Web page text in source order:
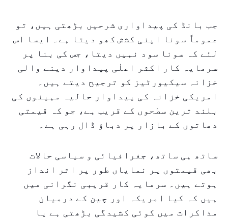
جب بانڈ کی پیداواری شرحیں بڑھتی ہیں، تو
عموماً سونا اپنی کشش کھو دیتا ہے۔ ایسا اس
لئے کہ سونا سود نہیں دیتا، جس کی بنا پر
سرمایہ کار اکثر اعلٰی پیداوار دینے والی
خزانہ سیکیورٹیز کو ترجیح دیتے ہیں۔
امریکی خزانہ کی پیداوار حالیہ مہینوں کی
بلند ترین سطحوں کے قریب ہے، جو کہ قیمتی
دھاتوں کے بازار پر دباؤ ڈال رہی ہے۔
ساتھ ہی ساتھ، جغرافیائی و سیاسی حالات
بھی قیمتوں پر نمایاں طور پر اثر انداز
ہوتے ہیں۔ سرمایہ کار قریبی نگرانی میں
ہیں کہ کیا امریکہ اور چین کے درمیان
مذاکرات میں کوئی کشیدگی بڑھتی ہے یا